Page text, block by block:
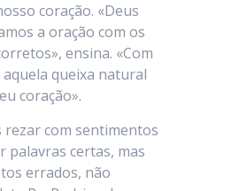
coração. «Deus
a oração com os
ensina. «Com
queixa natural
coração».
rezar com sentimentos
palavras certas, mas
errados, não